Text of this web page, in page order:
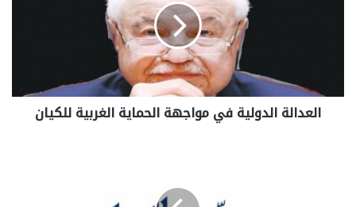
العدالة الدولية في مواجهة الحماية الغربية للكيان